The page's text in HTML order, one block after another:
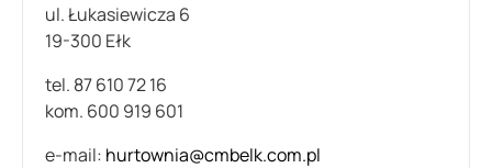
ul. Łukasiewicza 6
19-300 Ełk
tel. 87 610 72 16
kom. 600 919 601
e-mail: hurtownia@cmbelk.com.pl